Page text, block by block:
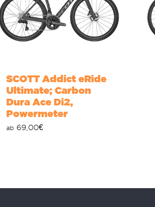
SCOTT Addict eRide
Ultimate; Carbon
Dura Ace Di2,
Powermeter
ab 69,00€